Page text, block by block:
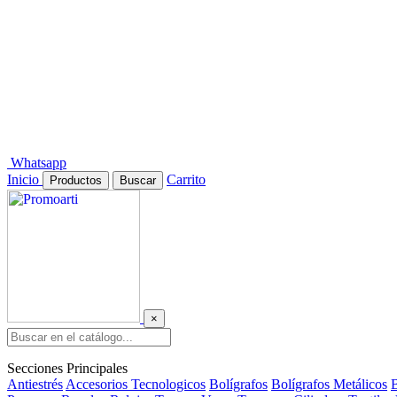
Whatsapp
Inicio
Productos Buscar Carrito
×
Secciones Principales
Antiestrés Accesorios Tecnologicos Bolígrafos Bolígrafos Metálicos